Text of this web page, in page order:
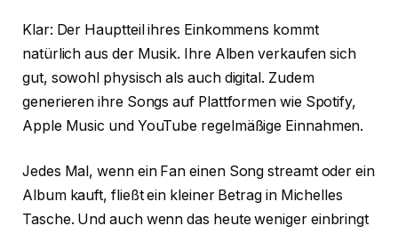
Klar: Der Hauptteil ihres Einkommens kommt
natürlich aus der Musik. Ihre Alben verkaufen sich
gut, sowohl physisch als auch digital. Zudem
generieren ihre Songs auf Plattformen wie Spotify,
Apple Music und YouTube regelmäßige Einnahmen.
Jedes Mal, wenn ein Fan einen Song streamt oder ein
Album kauft, fließt ein kleiner Betrag in Michelles
Tasche. Und auch wenn das heute weniger einbringt